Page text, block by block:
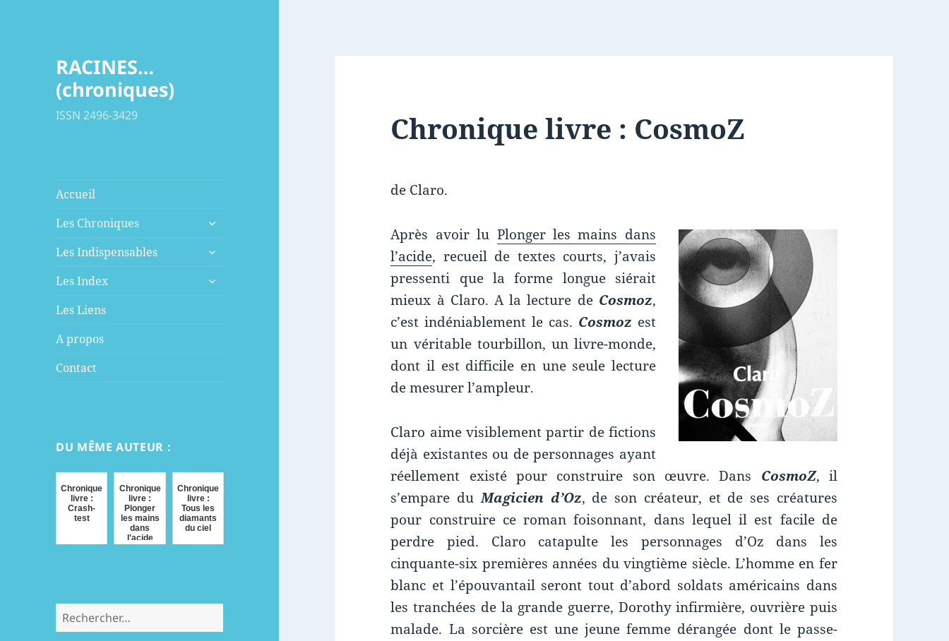
RACINES…
(chroniques)
ISSN 2496-3429
Accueil
Les Chroniques
ouvrir
sous-
Les Indispensables
ouvrir
sous-
Les Index
ouvrir
Les Liens
A propos
Contact
DU MÊME AUTEUR :
Chronique
livre :
Crash-
test
Chronique
livre :
Plonger
les mains
dans
l'acide
Chronique
livre :
Tous les
diamants
du ciel
Rechercher :
Chronique livre : CosmoZ
de Claro.
Après avoir lu Plonger les mains dans
l’acide, recueil de textes courts, j’avais
pressenti que la forme longue siérait
mieux à Claro. A la lecture de Cosmoz,
c’est indéniablement le cas. Cosmoz est
un véritable tourbillon, un livre-monde,
dont il est difficile en une seule lecture
de mesurer l’ampleur.
Claro aime visiblement partir de fictions
déjà existantes ou de personnages ayant
réellement existé pour construire son œuvre. Dans CosmoZ, il
s’empare duMagicien d’Oz, de son créateur, et de ses créatures
pour construire ce roman foisonnant, dans lequel il est facile de
perdre pied. Claro catapulte les personnages d’Oz dans les
cinquante-six premières années du vingtième siècle. L’homme en fer
blanc et l’épouvantail seront tout d’abord soldats américains dans
les tranchées de la grande guerre, Dorothy infirmière, ouvrière puis
malade. La sorcière est une jeune femme dérangée dont le passe-